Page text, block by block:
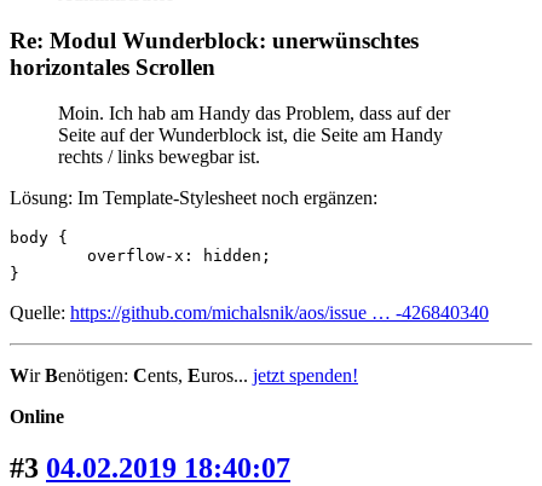
Re: Modul Wunderblock: unerwünschtes
horizontales Scrollen
Moin. Ich hab am Handy das Problem, dass auf der
Seite auf der Wunderblock ist, die Seite am Handy
rechts / links bewegbar ist.
Lösung: Im Template-Stylesheet noch ergänzen:
body {
}
Quelle: https://github.com/michalsnik/aos/issue … -426840340
WirBenötigen: Cents, Euros... jetzt spenden!
Online
#3 04.02.2019 18:40:07